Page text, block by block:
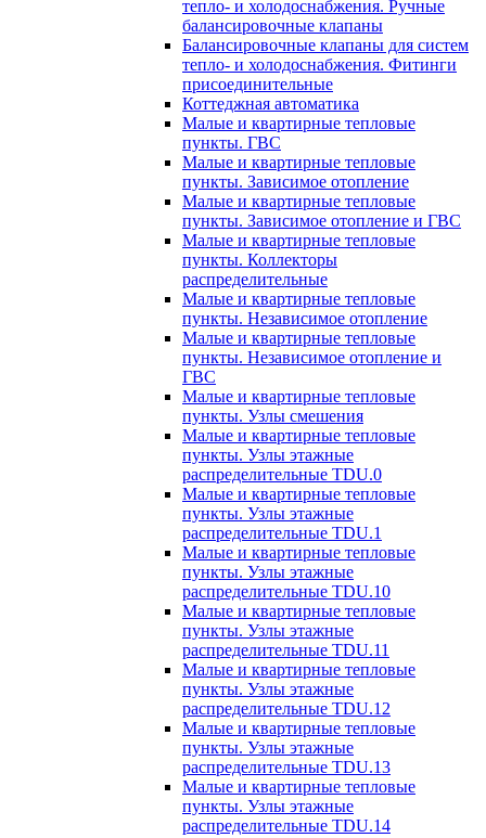
тепло- и холодоснабжения. Ручные
балансировочные клапаны
Балансировочные клапаны для систем
тепло- и холодоснабжения. Фитинги
присоединительные
Коттеджная автоматика
Малые и квартирные тепловые
пункты. ГВС
Малые и квартирные тепловые
пункты. Зависимое отопление
Малые и квартирные тепловые
пункты. Зависимое отопление и ГВС
Малые и квартирные тепловые
пункты. Коллекторы
распределительные
Малые и квартирные тепловые
пункты. Независимое отопление
Малые и квартирные тепловые
пункты. Независимое отопление и
ГВС
Малые и квартирные тепловые
пункты. Узлы смешения
Малые и квартирные тепловые
пункты. Узлы этажные
распределительные TDU.0
Малые и квартирные тепловые
пункты. Узлы этажные
распределительные TDU.1
Малые и квартирные тепловые
пункты. Узлы этажные
распределительные TDU.10
Малые и квартирные тепловые
пункты. Узлы этажные
распределительные TDU.11
Малые и квартирные тепловые
пункты. Узлы этажные
распределительные TDU.12
Малые и квартирные тепловые
пункты. Узлы этажные
распределительные TDU.13
Малые и квартирные тепловые
пункты. Узлы этажные
распределительные TDU.14